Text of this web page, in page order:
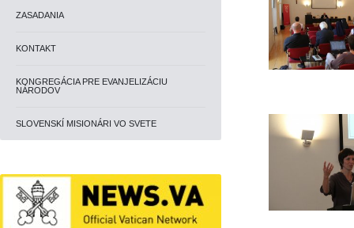
ZASADANIA
KONTAKT
KONGREGÁCIA PRE EVANJELIZÁCIU
NÁRODOV
SLOVENSKÍ MISIONÁRI VO SVETE